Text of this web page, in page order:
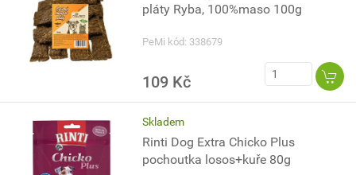
pláty Ryba, 100%maso 100g
PeMi kód: 338679
109 Kč
Skladem
Rinti Dog Extra Chicko Plus
pochoutka losos+kuře 80g